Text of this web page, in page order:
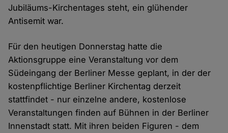
Jubiläums-Kirchentages steht, ein glühender
Antisemit war.
Für den heutigen Donnerstag hatte die
Aktionsgruppe eine Veranstaltung vor dem
Südeingang der Berliner Messe geplant, in der der
kostenpflichtige Berliner Kirchentag derzeit
stattfindet - nur einzelne andere, kostenlose
Veranstaltungen finden auf Bühnen in der Berliner
Innenstadt statt. Mit ihren beiden Figuren - dem